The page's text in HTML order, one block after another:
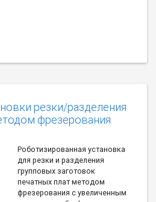
резки/разделения
фрезерования
Роботизированная установка
для резки и разделения
групповых заготовок
печатных плат методом
фрезерования с увеличенным